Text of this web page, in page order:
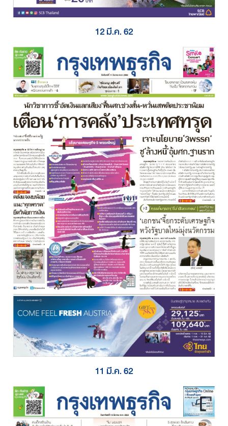
12 มี.ค. 62
11 มี.ค. 62